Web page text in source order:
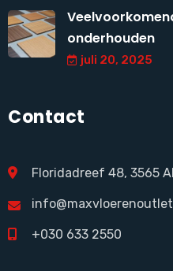
onderhouden
juli 20, 2025
Contact
Floridadreef 48, 3565
+030 633 2550